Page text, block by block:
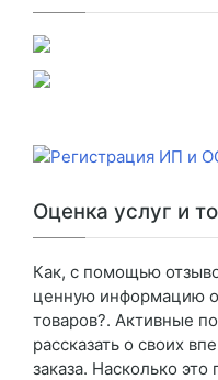
Оценка услуг и
Как, с помощью
ценную информацию о
товаров?. Активные
рассказать о своих
заказа. Насколько это